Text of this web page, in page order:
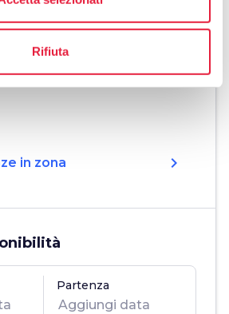
Rifiuta
in zona chevron_right
Partenza